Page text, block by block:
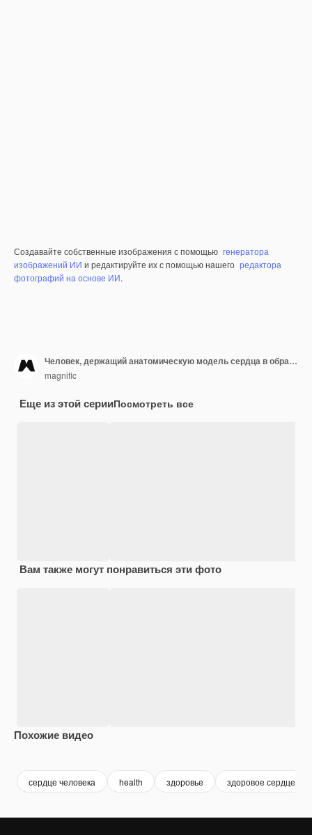
Создавайте собственные изображения с помощью генератора
изображений ИИ и редактируйте их с помощью нашего редактора
фотографий на основе ИИ.
Человек, держащий анатомическую модель сердца в образовательных целях
magnific
Еще из этой серииПосмотреть все
Вам также могут понравиться эти фото
Похожие видео
сердце человека health здоровье здоровое сердце